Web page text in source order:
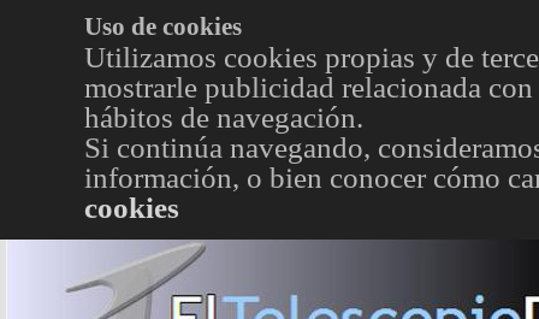
Uso de cookies
Utilizamos cookies propias y de
mostrarle publicidad relacionada
hábitos de navegación.
Si continúa navegando,
información, o bien conocer cómo
cookies